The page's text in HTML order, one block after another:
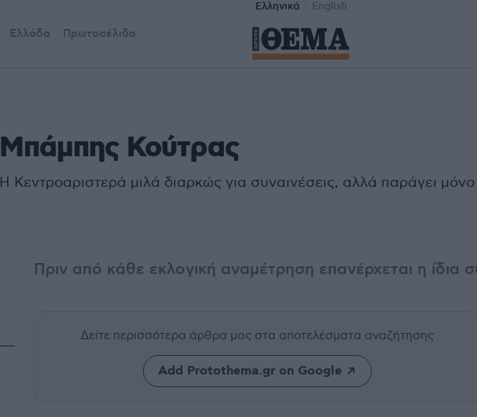
Ελληνικά English
Ελλάδα Πρωτοσέλιδα
Μπάμπης Κούτρας
Η Κεντροαριστερά μιλά διαρκώς για συναινέσεις, αλλά παράγει
Πριν από κάθε εκλογική αναμέτρηση επανέρχεται η ίδια
Δείτε περισσότερα άρθρα μας στα αποτελέσματα αναζήτησης
Add Protothema.gr on Google